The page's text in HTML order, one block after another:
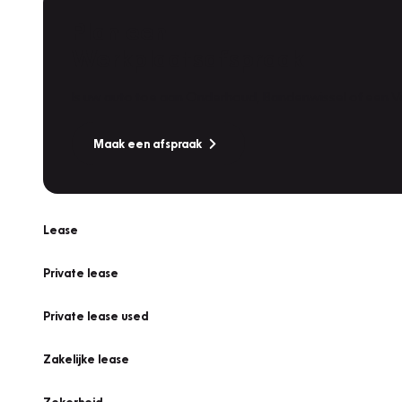
Maak een afspraak
Lease
Private lease
Private lease used
Zakelijke lease